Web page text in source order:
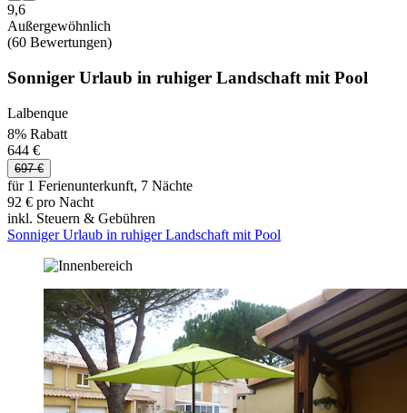
9,6
Außergewöhnlich
(60 Bewertungen)
Sonniger Urlaub in ruhiger Landschaft mit Pool
Lalbenque
8% Rabatt
644 €
697 €
für 1 Ferienunterkunft, 7 Nächte
92 € pro Nacht
inkl. Steuern & Gebühren
Sonniger Urlaub in ruhiger Landschaft mit Pool